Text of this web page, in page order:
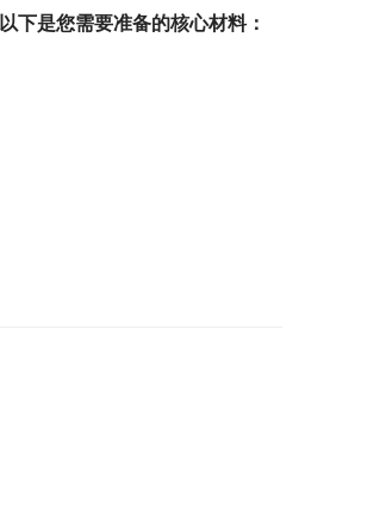
下是您需要准备的核心材料：